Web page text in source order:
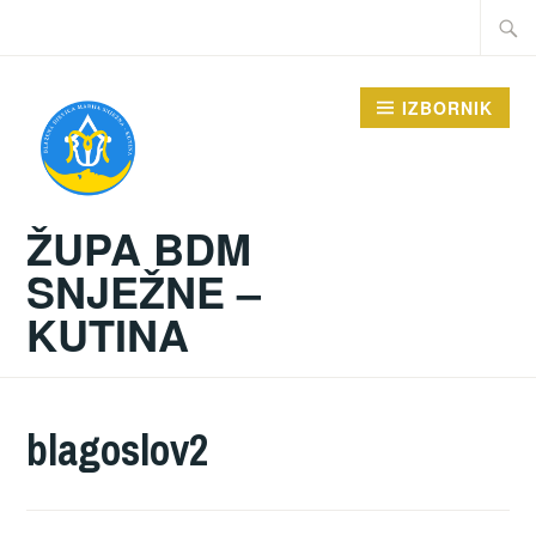
Traži:
ŽUPA BDM
SNJEŽNE –
KUTINA
IZBORNIK
blagoslov2